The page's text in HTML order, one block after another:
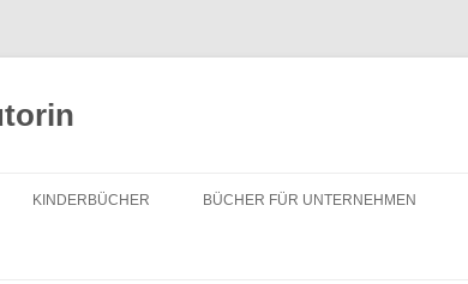
KINDERBÜCHER BÜCHER FÜR UNTERNEHMEN